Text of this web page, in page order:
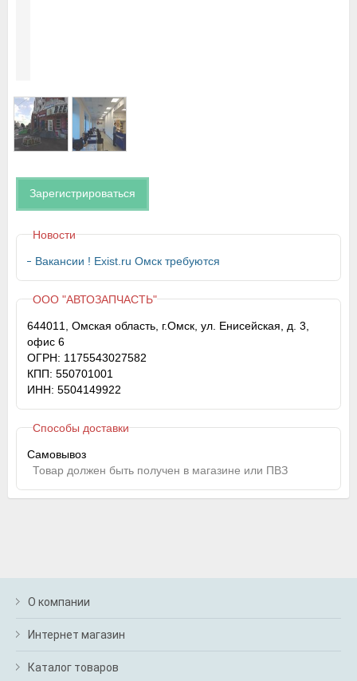
Зарегистрироваться
Новости
Вакансии ! Exist.ru Омск требуются
ООО "АВТОЗАПЧАСТЬ"
644011, Омская область, г.Омск, ул. Енисейская, д. 3,
офис 6
ОГРН: 1175543027582
КПП: 550701001
ИНН: 5504149922
Способы доставки
Самовывоз
Товар должен быть получен в магазине или ПВЗ
О компании
Интернет магазин
Каталог товаров